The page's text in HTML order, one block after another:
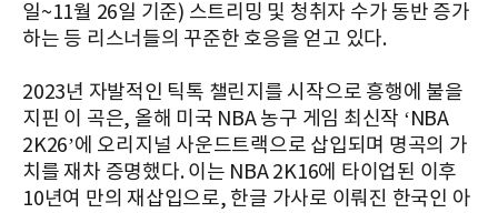
일~11월 26일 기준) 스트리밍 및 청취자 수가 동반 증가
하는 등 리스너들의 꾸준한 호응을 얻고 있다.
2023년 자발적인 틱톡 챌린지를 시작으로 흥행에 불을
지핀 이 곡은, 올해 미국 NBA 농구 게임 최신작 ‘NBA
2K26’에 오리지널 사운드트랙으로 삽입되며 명곡의 가
치를 재차 증명했다. 이는 NBA 2K16에 타이업된 이후
10년여 만의 재삽입으로, 한글 가사로 이뤄진 한국인 아